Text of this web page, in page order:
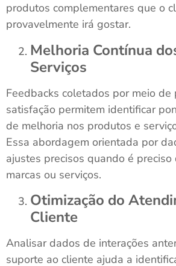
produtos complementares que o
provavelmente irá gostar.
Melhoria Contínua
Serviços
Feedbacks coletados por meio de
satisfação permitem identificar
de melhoria nos produtos e
Essa abordagem orientada por
ajustes precisos quando é preciso
marcas ou serviços.
Otimização do
Cliente
Analisar dados de interações
suporte ao cliente ajuda a